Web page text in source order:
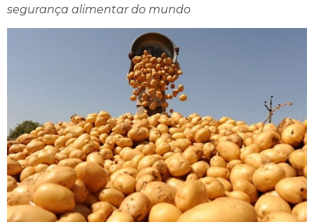
segurança alimentar do mundo